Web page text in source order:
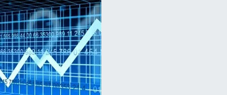
SAMSUNSPOR
EKONOMİ
YAŞAM